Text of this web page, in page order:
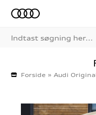
Forside »Audi